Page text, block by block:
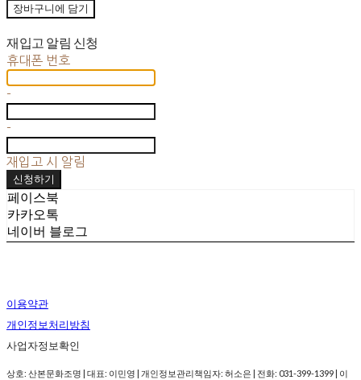
장바구니에 담기
재입고 알림 신청
휴대폰 번호
-
-
재입고 시 알림
신청하기
페이스북
카카오톡
네이버 블로그
이용약관
개인정보처리방침
사업자정보확인
상호: 산본문화조명 | 대표: 이민영 | 개인정보관리책임자: 허소은 | 전화: 031-399-1399 | 이